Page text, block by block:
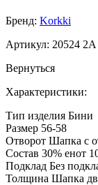
Бренд: Korkki
Артикул: 20524
Вернуться
Характеристики:
Тип изделия Бини
Размер 56-58
Отворот Шапка с
Состав 30% енот
Подклад Без
Толщина Шапка